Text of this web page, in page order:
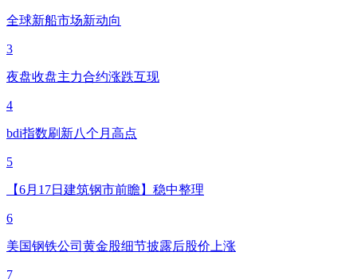
全球新船市场新动向
3
夜盘收盘主力合约涨跌互现
4
bdi指数刷新八个月高点
5
【6月17日建筑钢市前瞻】稳中整理
6
美国钢铁公司黄金股细节披露后股价上涨
7